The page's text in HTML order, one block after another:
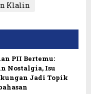
Klalin
PII Bertemu:
Nostalgia, Isu
Jadi Topik